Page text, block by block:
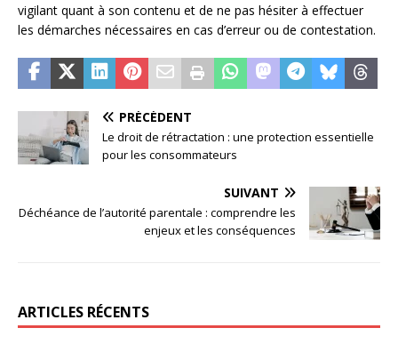
vigilant quant à son contenu et de ne pas hésiter à effectuer
les démarches nécessaires en cas d’erreur ou de contestation.
PRÉCÉDENT
Le droit de rétractation : une protection essentielle
pour les consommateurs
SUIVANT
Déchéance de l’autorité parentale : comprendre les
enjeux et les conséquences
ARTICLES RÉCENTS